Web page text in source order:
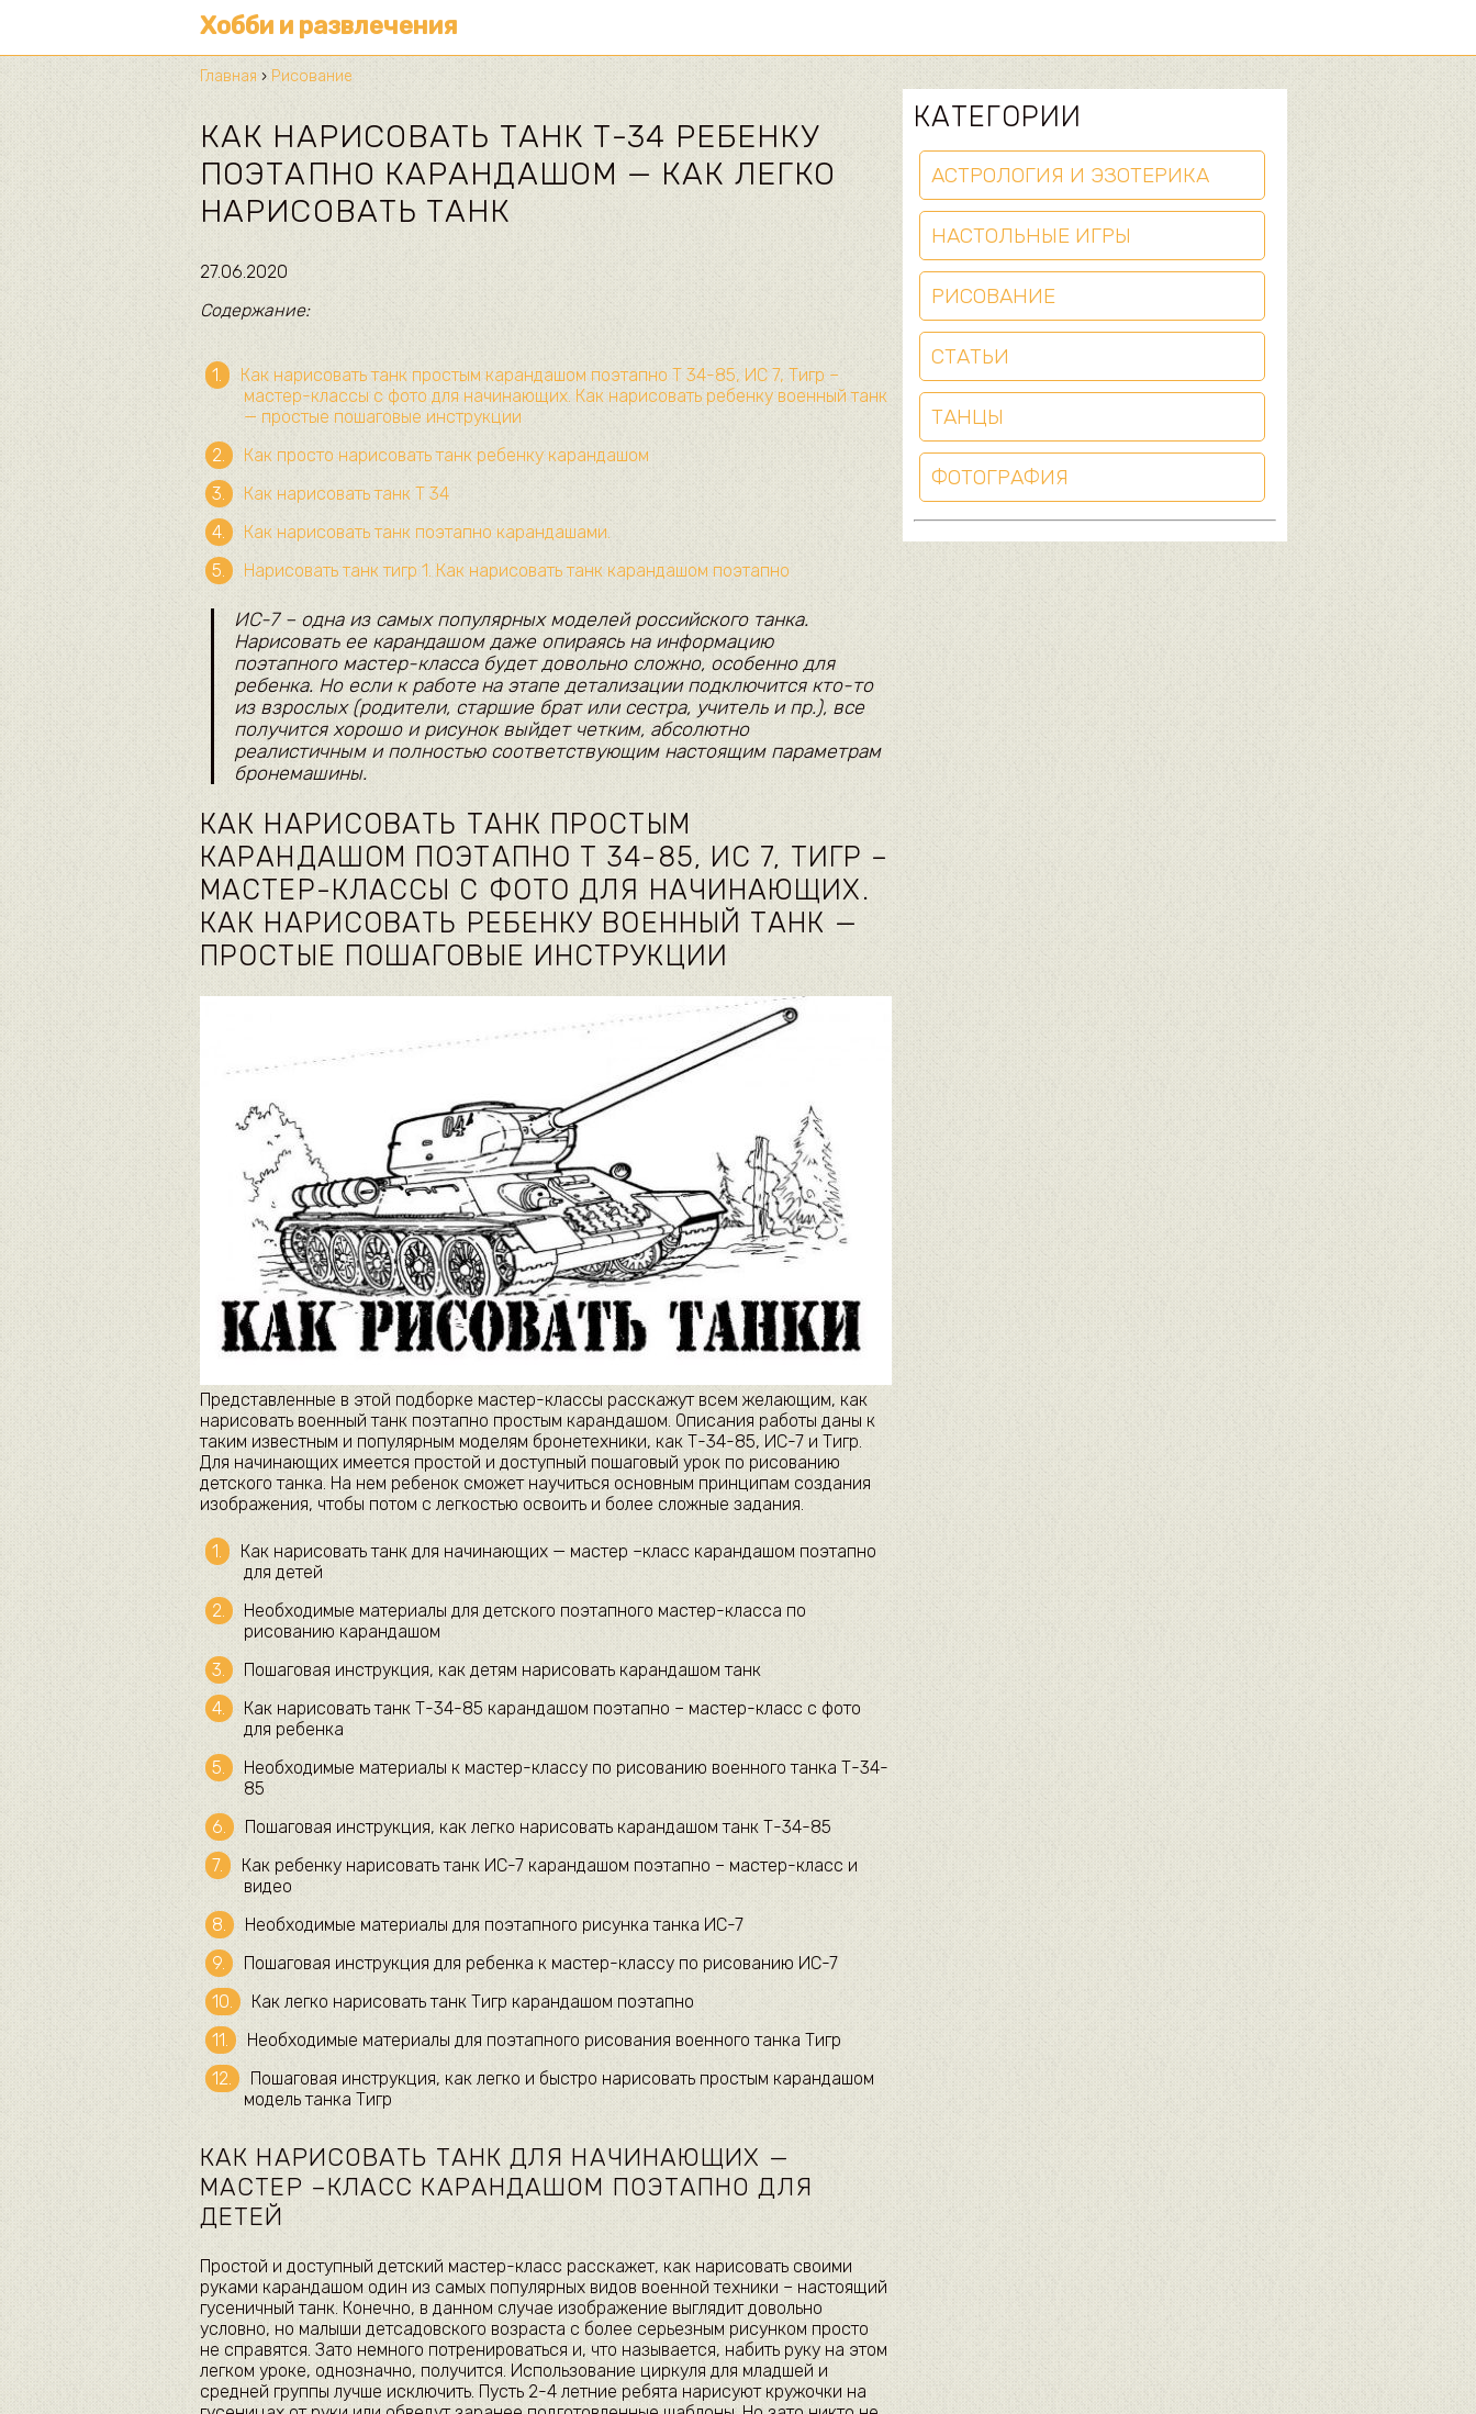
Хобби и развлечения
Главная › Рисование
КАК НАРИСОВАТЬ ТАНК Т-34 РЕБЕНКУ
ПОЭТАПНО КАРАНДАШОМ — КАК ЛЕГКО
НАРИСОВАТЬ ТАНК
27.06.2020
Содержание:
Как нарисовать танк простым карандашом поэтапно Т 34-85, ИС 7, Тигр –
мастер-классы с фото для начинающих. Как нарисовать ребенку военный танк
— простые пошаговые инструкции
Как просто нарисовать танк ребенку карандашом
Как нарисовать танк Т 34
Как нарисовать танк поэтапно карандашами.
Нарисовать танк тигр 1. Как нарисовать танк карандашом поэтапно
ИС-7 – одна из самых популярных моделей российского танка.
Нарисовать ее карандашом даже опираясь на информацию
поэтапного мастер-класса будет довольно сложно, особенно для
ребенка. Но если к работе на этапе детализации подключится кто-то
из взрослых (родители, старшие брат или сестра, учитель и пр.), все
получится хорошо и рисунок выйдет четким, абсолютно
реалистичным и полностью соответствующим настоящим параметрам
бронемашины.
КАК НАРИСОВАТЬ ТАНК ПРОСТЫМ
КАРАНДАШОМ ПОЭТАПНО Т 34-85, ИС 7, ТИГР –
МАСТЕР-КЛАССЫ С ФОТО ДЛЯ НАЧИНАЮЩИХ.
КАК НАРИСОВАТЬ РЕБЕНКУ ВОЕННЫЙ ТАНК —
ПРОСТЫЕ ПОШАГОВЫЕ ИНСТРУКЦИИ
Представленные в этой подборке мастер-классы расскажут всем желающим, как
нарисовать военный танк поэтапно простым карандашом. Описания работы даны к
таким известным и популярным моделям бронетехники, как Т-34-85, ИС-7 и Тигр.
Для начинающих имеется простой и доступный пошаговый урок по рисованию
детского танка. На нем ребенок сможет научиться основным принципам создания
изображения, чтобы потом с легкостью освоить и более сложные задания.
Как нарисовать танк для начинающих — мастер –класс карандашом поэтапно
для детей
Необходимые материалы для детского поэтапного мастер-класса по
рисованию карандашом
Пошаговая инструкция, как детям нарисовать карандашом танк
Как нарисовать танк Т-34-85 карандашом поэтапно – мастер-класс с фото
для ребенка
Необходимые материалы к мастер-классу по рисованию военного танка Т-34-
85
Пошаговая инструкция, как легко нарисовать карандашом танк Т-34-85
Как ребенку нарисовать танк ИС-7 карандашом поэтапно – мастер-класс и
видео
Необходимые материалы для поэтапного рисунка танка ИС-7
Пошаговая инструкция для ребенка к мастер-классу по рисованию ИС-7
Как легко нарисовать танк Тигр карандашом поэтапно
Необходимые материалы для поэтапного рисования военного танка Тигр
Пошаговая инструкция, как легко и быстро нарисовать простым карандашом
модель танка Тигр
КАК НАРИСОВАТЬ ТАНК ДЛЯ НАЧИНАЮЩИХ —
МАСТЕР –КЛАСС КАРАНДАШОМ ПОЭТАПНО ДЛЯ
ДЕТЕЙ
Простой и доступный детский мастер-класс расскажет, как нарисовать своими
руками карандашом один из самых популярных видов военной техники – настоящий
гусеничный танк. Конечно, в данном случае изображение выглядит довольно
условно, но малыши детсадовского возраста с более серьезным рисунком просто
не справятся. Зато немного потренироваться и, что называется, набить руку на этом
легком уроке, однозначно, получится. Использование циркуля для младшей и
средней группы лучше исключить. Пусть 2-4 летние ребята нарисуют кружочки на
КАТЕГОРИИ
АСТРОЛОГИЯ И ЭЗОТЕРИКА
НАСТОЛЬНЫЕ ИГРЫ
РИСОВАНИЕ
СТАТЬИ
ТАНЦЫ
ФОТОГРАФИЯ